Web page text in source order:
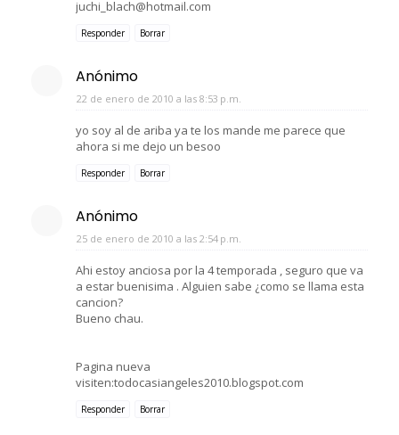
juchi_blach@hotmail.com
Responder Borrar
Anónimo
22 de enero de 2010 a las 8:53 p.m.
yo soy al de ariba ya te los mande me parece que
ahora si me dejo un besoo
Responder Borrar
Anónimo
25 de enero de 2010 a las 2:54 p.m.
Ahi estoy anciosa por la 4 temporada , seguro que va
a estar buenisima . Alguien sabe ¿como se llama esta
cancion?
Bueno chau.
Pagina nueva
visiten:todocasiangeles2010.blogspot.com
Responder Borrar